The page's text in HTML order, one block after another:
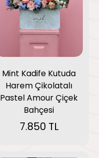
Mint Kadife Kutuda
Harem Çikolatalı
Pastel Amour Çiçek
Bahçesi
7.850 TL